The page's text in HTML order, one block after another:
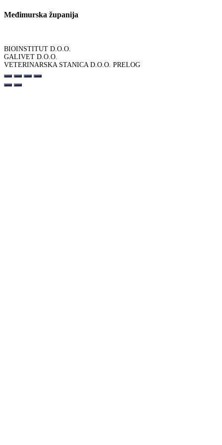
Međimurska županija
BIOINSTITUT D.O.O.
GALIVET D.O.O.
VETERINARSKA STANICA D.O.O. PRELOG